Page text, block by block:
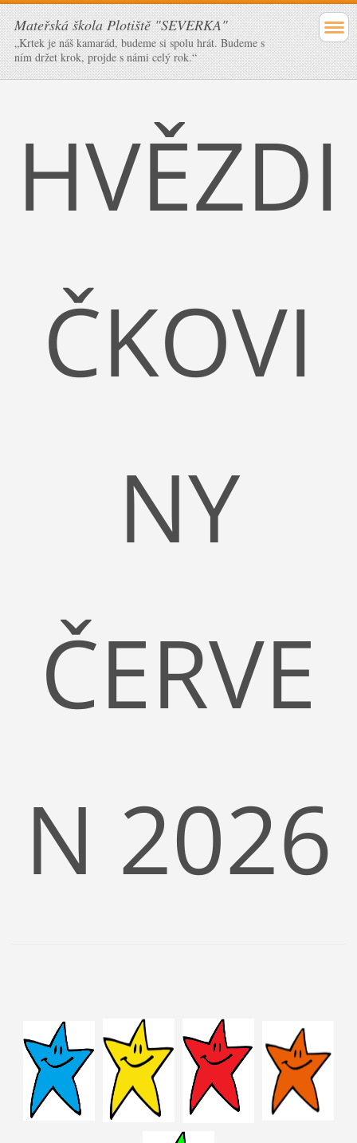
Mateřská škola Plotiště "SEVERKA"
„Krtek je náš kamarád, budeme si spolu hrát. Budeme s
ním držet krok, projde s námi celý rok.“
HVĚZDI
ČKOVI
NY
ČERVE
N 2026